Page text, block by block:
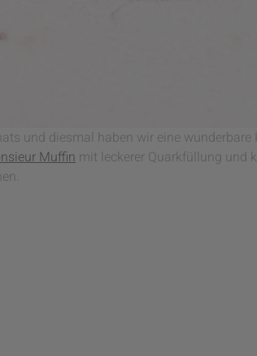
und diesmal haben wir eine wunderbare
Muffin mit leckerer Quarkfüllung und